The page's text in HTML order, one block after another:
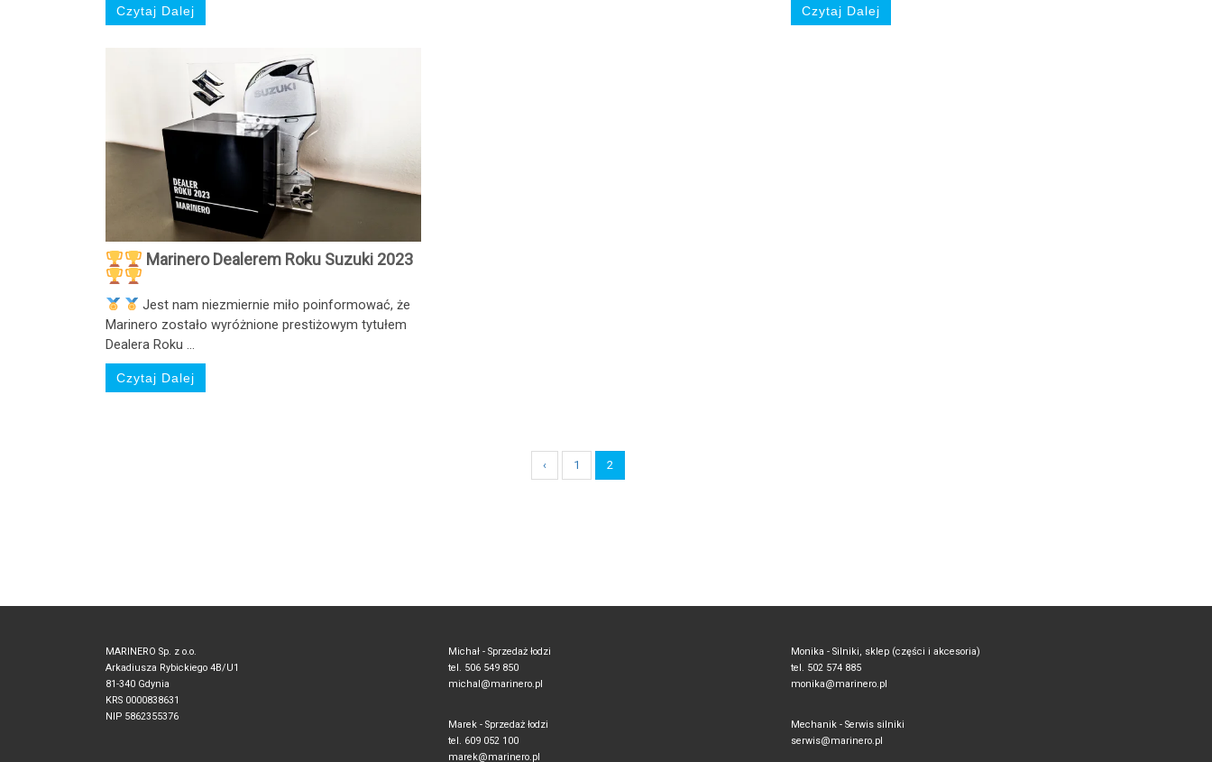
Czytaj Dalej Czytaj Dalej
Marinero Dealerem Roku Suzuki 2023
Jest nam niezmiernie miło poinformować, że
Marinero zostało wyróżnione prestiżowym tytułem
Dealera Roku ...
Czytaj Dalej
‹ 1 2
MARINERO Sp. z o.o.
Arkadiusza Rybickiego 4B/U1
81-340 Gdynia
KRS 0000838631
NIP 5862355376
Michał - Sprzedaż łodzi
tel. 506 549 850
michal@marinero.pl
Marek - Sprzedaż łodzi
tel. 609 052 100
marek@marinero.pl
Monika - Silniki, sklep (części i akcesoria)
tel. 502 574 885
monika@marinero.pl
Mechanik - Serwis silniki
serwis@marinero.pl